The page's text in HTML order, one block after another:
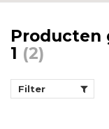
Producten
1 (2)
Filter